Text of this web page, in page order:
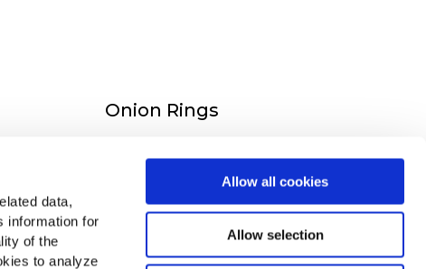
data,
information for
of the
to analyze
Allow all cookies
Allow selection
Onion Rings
TÖBBET LÁTNI
Európában